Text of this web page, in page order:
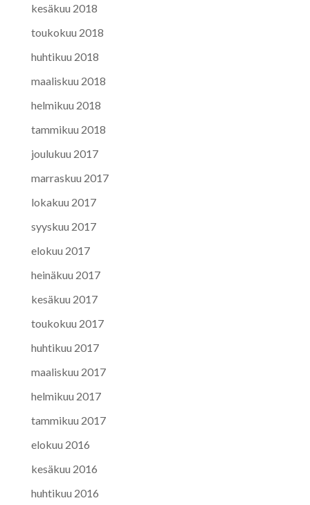
kesäkuu 2018
toukokuu 2018
huhtikuu 2018
maaliskuu 2018
helmikuu 2018
tammikuu 2018
joulukuu 2017
marraskuu 2017
lokakuu 2017
syyskuu 2017
elokuu 2017
heinäkuu 2017
kesäkuu 2017
toukokuu 2017
huhtikuu 2017
maaliskuu 2017
helmikuu 2017
tammikuu 2017
elokuu 2016
kesäkuu 2016
huhtikuu 2016